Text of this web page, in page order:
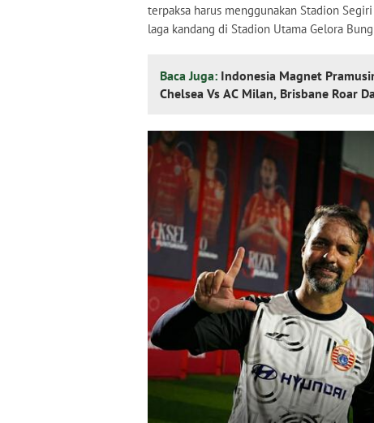
terpaksa harus menggunakan Stadion
laga kandang di Stadion Utama Gelora
Baca Juga: Indonesia Magnet
Chelsea Vs AC Milan, Brisbane Roar